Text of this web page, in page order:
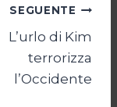
SEGUENTE
L’urlo di Kim
terrorizza
l’Occidente